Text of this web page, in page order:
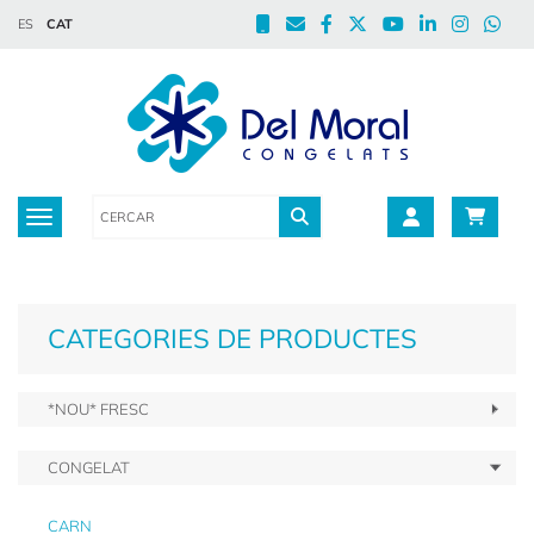
ES CAT
Toggle navigation
CATEGORIES DE PRODUCTES
*NOU* FRESC
CONGELAT
CARN